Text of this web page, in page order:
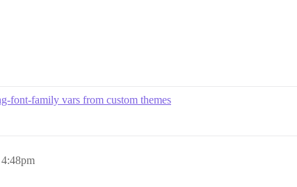
font-family vars from custom themes